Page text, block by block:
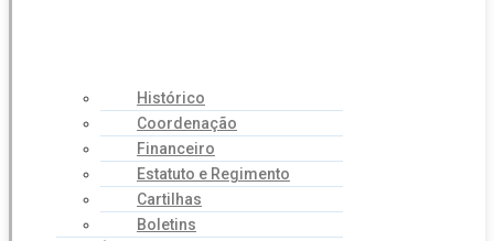
Histórico
Coordenação
Financeiro
Estatuto e Regimento
Cartilhas
Boletins